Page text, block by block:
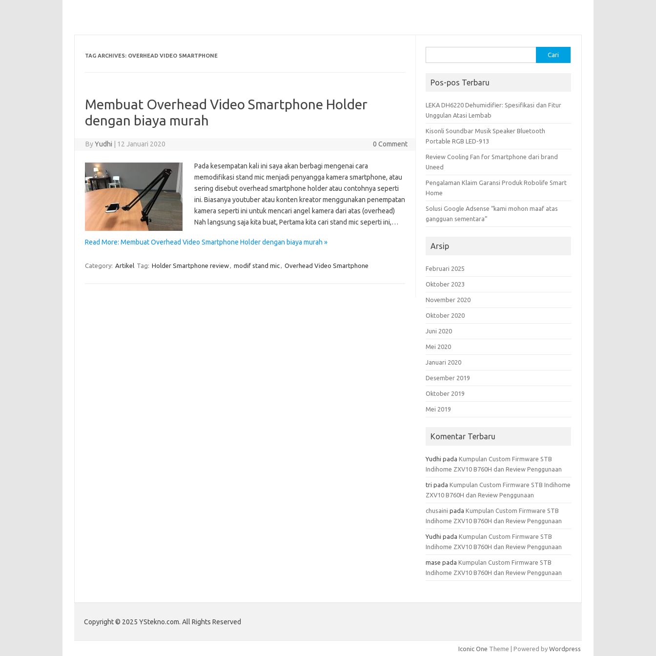
TAG ARCHIVES: OVERHEAD VIDEO SMARTPHONE
Membuat Overhead Video Smartphone Holder
dengan biaya murah
ByYudhi 12 Januari 2020 0 Comment
Pada kesempatan kali ini saya akan berbagi mengenai cara
memodifikasi stand mic menjadi penyangga kamera smartphone, atau
sering disebut overhead smartphone holder atau contohnya seperti
ini. Biasanya youtuber atau konten kreator menggunakan penempatan
kamera seperti ini untuk mencari angel kamera dari atas (overhead)
Nah langsung saja kita buat, Pertama kita cari stand mic seperti ini,…
Read More: Membuat Overhead Video Smartphone Holder dengan biaya murah »
Category: Artikel Tag: Holder Smartphone review, modif stand mic, Overhead Video Smartphone
untuk:
Pos-pos Terbaru
LEKA DH6220 Dehumidifier: Spesifikasi dan Fitur
Unggulan Atasi Lembab
Kisonli Soundbar Musik Speaker Bluetooth
Portable RGB LED-913
Review Cooling Fan for Smartphone dari brand
Uneed
Pengalaman Klaim Garansi Produk Robolife Smart
Home
Solusi Google Adsense “kami mohon maaf atas
gangguan sementara”
Arsip
Februari 2025
Oktober 2023
November 2020
Oktober 2020
Juni 2020
Mei 2020
Januari 2020
Desember 2019
Oktober 2019
Mei 2019
Komentar Terbaru
Yudhi padaKumpulan Custom Firmware STB
Indihome ZXV10 B760H dan Review Penggunaan
tri padaKumpulan Custom Firmware STB Indihome
ZXV10 B760H dan Review Penggunaan
chusaini padaKumpulan Custom Firmware STB
Indihome ZXV10 B760H dan Review Penggunaan
Yudhi padaKumpulan Custom Firmware STB
Indihome ZXV10 B760H dan Review Penggunaan
mase padaKumpulan Custom Firmware STB
Indihome ZXV10 B760H dan Review Penggunaan
Copyright © 2025 YStekno.com. All Rights Reserved
Iconic One Theme | Powered by Wordpress